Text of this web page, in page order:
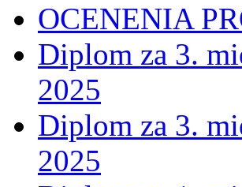
OCENENIA
Diplom za 3.
2025
Diplom za 3.
2025